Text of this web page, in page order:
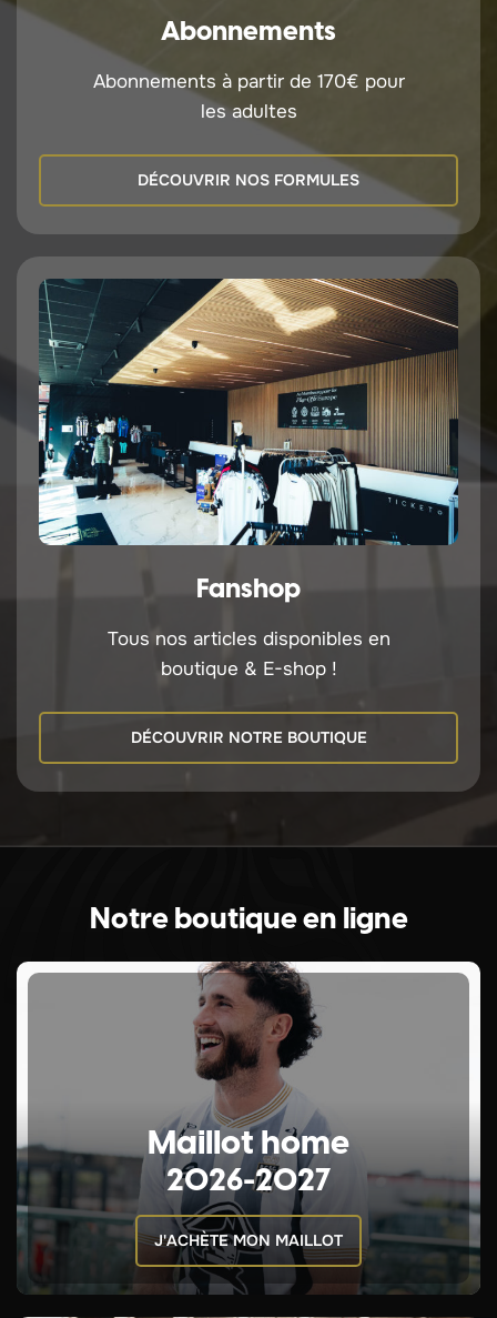
Abonnements
Abonnements à partir de 170€ pour
les adultes
DÉCOUVRIR NOS FORMULES
Fanshop
Tous nos articles disponibles en
boutique & E-shop !
DÉCOUVRIR NOTRE BOUTIQUE
Notre boutique en ligne
Maillot home
2026-2027
J'ACHÈTE MON MAILLOT